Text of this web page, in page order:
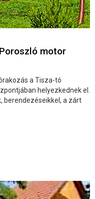
motor
a Tisza-tó
helyezkednek el.
berendezéseikkel, a zárt